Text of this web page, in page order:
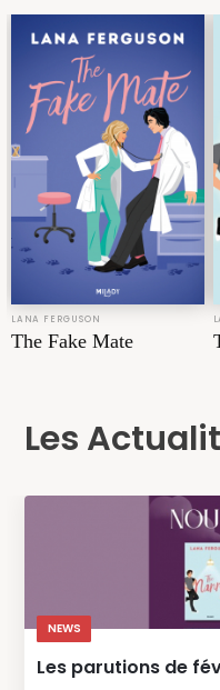
LANA FERGUSON
The Fake Mate
Les
NEWS
Les parutions de